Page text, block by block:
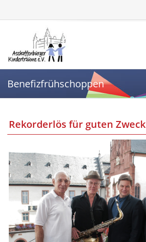
Benefizfrühschoppen
Rekorderlös für guten Zweck